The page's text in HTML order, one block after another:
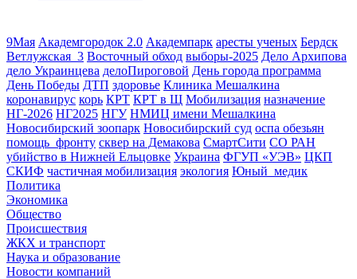
9Мая Академгородок 2.0 Академпарк аресты ученых Бердск
Ветлужская_3 Восточный обход выборы-2025 Дело Архипова
дело Украинцева делоПироговой День города программа
День Победы ДТП здоровье Клиника Мешалкина
коронавирус корь КРТ КРТ в Щ Мобилизация назначение
НГ-2026 НГ2025 НГУ НМИЦ имени Мешалкина
Новосибирский зоопарк Новосибирский суд оспа обезьян
помощь_фронту сквер на Демакова СмартСити СО РАН
убийство в Нижней Ельцовке Украина ФГУП «УЭВ» ЦКП
СКИФ частичная мобилизация экология Юный_медик
Политика
Экономика
Общество
Происшествия
ЖКХ и транспорт
Наука и образование
Новости компаний